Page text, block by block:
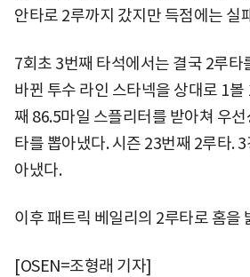
안타로 2루까지 갔지만 득점에는 실
7회초 3번째 타석에서는 결국 2루타
바뀐 투수 라인 스타넥을 상대로 1
째 86.5마일 스플리터를 받아쳐 우
타를 뽑아냈다. 시즌 23번째 2루타.
아냈다.
이후 패트릭 베일리의 2루타로 홈을
[OSEN=조형래 기자]